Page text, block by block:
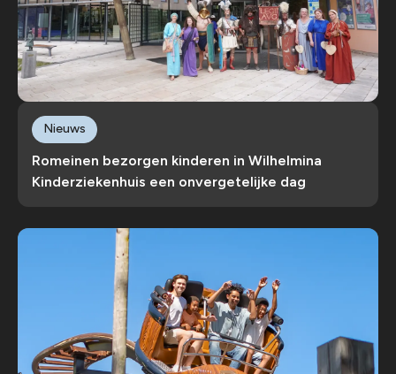
Romeinen bezorgen kinderen in Wilhelmina
Kinderziekenhuis een onvergetelijke dag
Nieuws